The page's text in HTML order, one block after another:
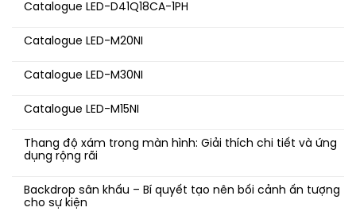
Catalogue LED-D41Q18CA-1PH
Catalogue LED-M20NI
Catalogue LED-M30NI
Catalogue LED-M15NI
Thang độ xám trong màn hình: Giải thích chi tiết và ứng
dụng rộng rãi
Backdrop sân khấu – Bí quyết tạo nên bối cảnh ấn tượng
cho sự kiện